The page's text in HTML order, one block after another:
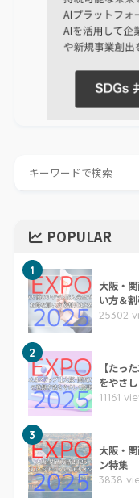
POPULAR
1
大阪・
い方＆
25302
2
【たっ
をやさ
11161
3
大阪・
ン特集
3838